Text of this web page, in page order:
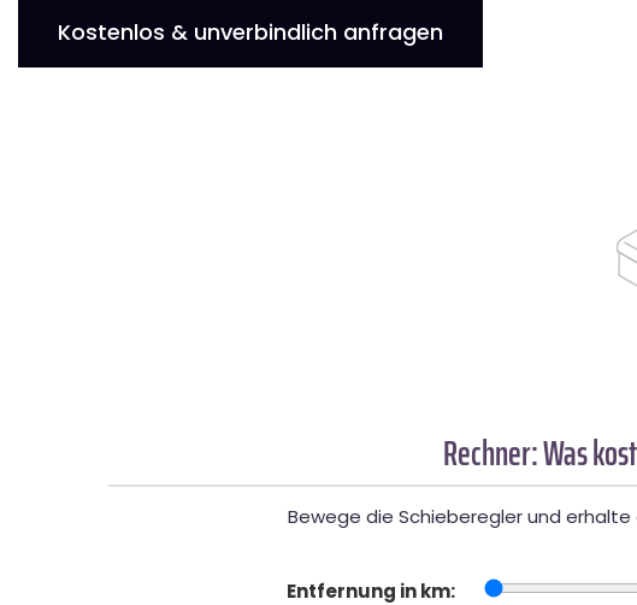
Kostenlos & unverbindlich anfragen
Rechner: Was
Bewege die Schieberegler und
Entfernung in km: